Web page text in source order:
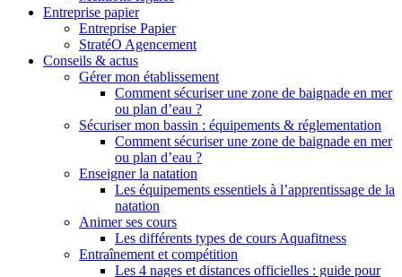
Entreprise papier
Entreprise Papier
StratéO Agencement
Conseils & actus
Gérer mon établissement
Comment sécuriser une zone de baignade en mer
ou plan d’eau ?
Sécuriser mon bassin : équipements & réglementation
Comment sécuriser une zone de baignade en mer
ou plan d’eau ?
Enseigner la natation
Les équipements essentiels à l’apprentissage de la
natation
Animer ses cours
Les différents types de cours Aquafitness
Entraînement et compétition
Les 4 nages et distances officielles : guide pour